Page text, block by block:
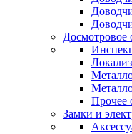
Досмотровое
Прочее
Замки и